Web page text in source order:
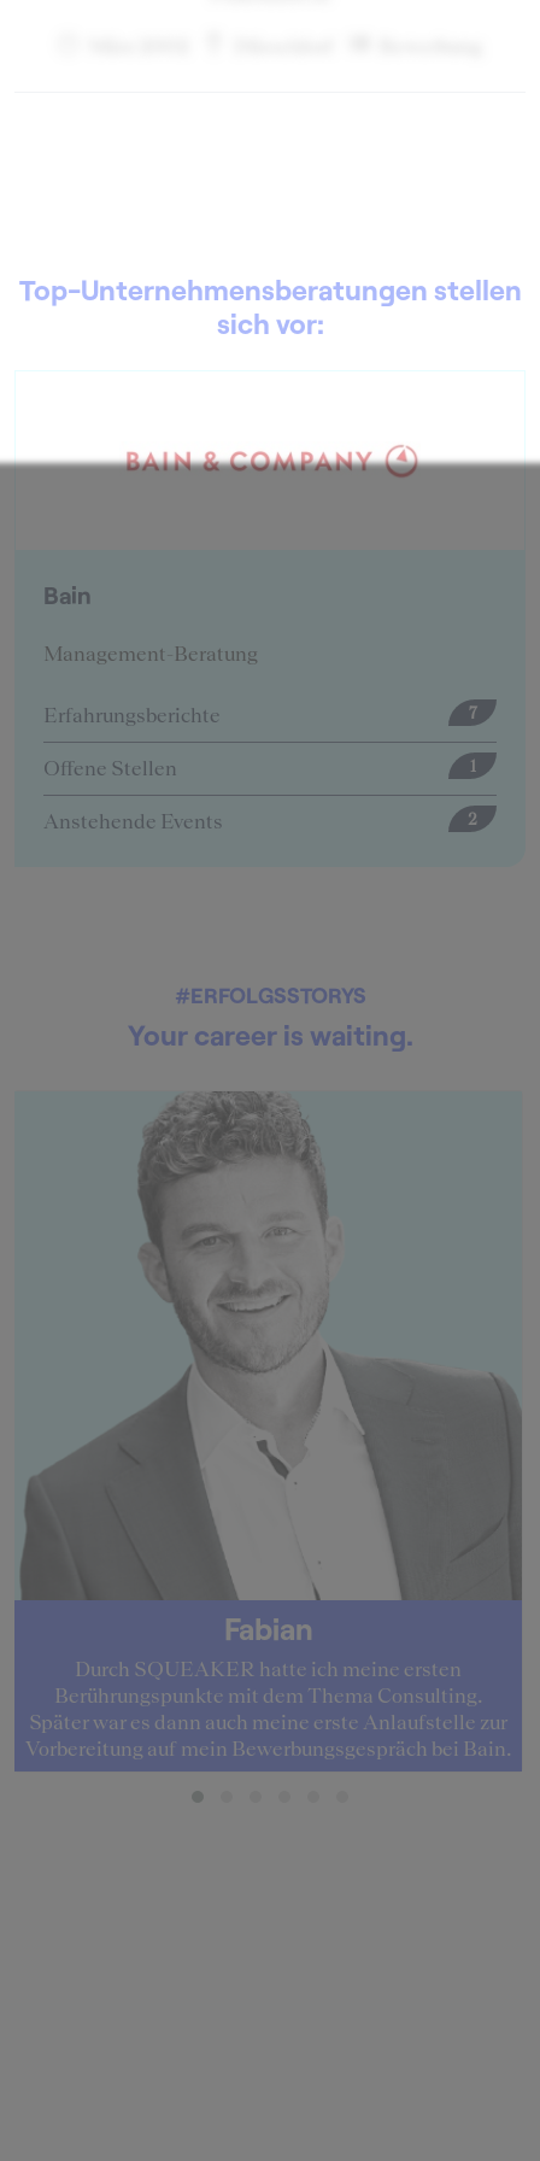
Top-Unternehmensberatungen stellen
sich vor:
BearingPoint
Management-Beratung
Erfahrungsberichte 12
Offene Stellen 5
#ERFOLGSSTORYS
Your career is waiting.
Fabian
Durch SQUEAKER hatte ich meine ersten
Berührungspunkte mit dem Thema Consulting.
Später war es dann auch meine erste Anlaufstelle zur
Vorbereitung auf mein Bewerbungsgespräch bei Bain.